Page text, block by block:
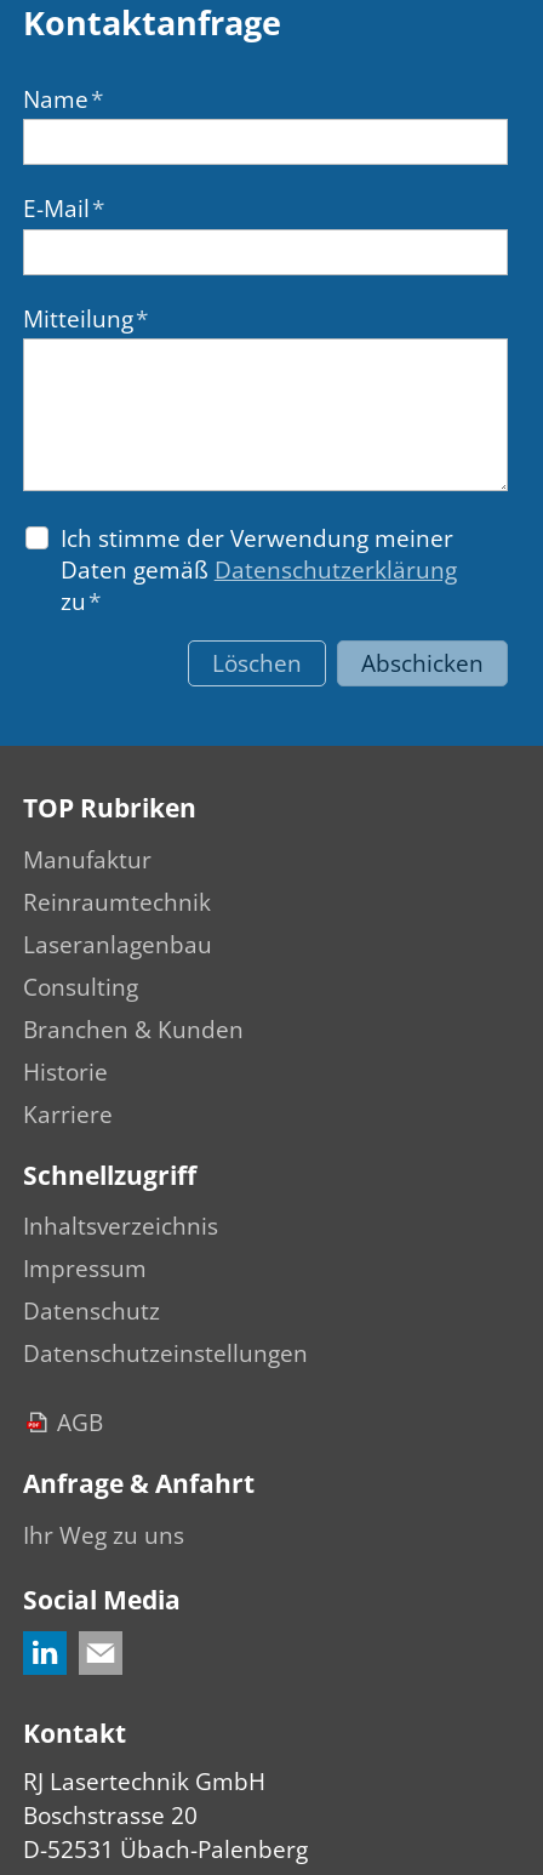
Kontaktanfrage
Name*
E-Mail*
Mitteilung*
Ich stimme der Verwendung meiner
Daten gemäß Datenschutzerklärung
zu*
Löschen
Abschicken
TOP Rubriken
Manufaktur
Reinraumtechnik
Laseranlagenbau
Consulting
Branchen & Kunden
Historie
Karriere
Schnellzugriff
Inhaltsverzeichnis
Impressum
Datenschutz
Datenschutzeinstellungen
AGB
Anfrage & Anfahrt
Ihr Weg zu uns
Social Media
Kontakt
RJ Lasertechnik GmbH
Boschstrasse 20
D-52531 Übach-Palenberg